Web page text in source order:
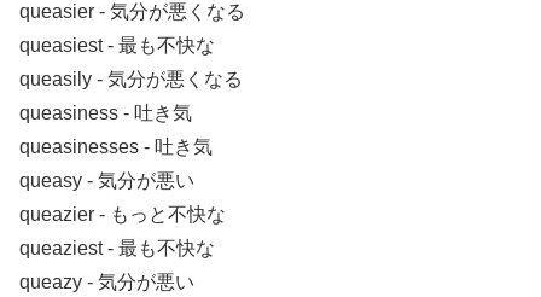
queasier ‐ 気分が悪くなる
queasiest ‐ 最も不快な
queasily ‐ 気分が悪くなる
queasiness ‐ 吐き気
queasinesses ‐ 吐き気
queasy ‐ 気分が悪い
queazier ‐ もっと不快な
queaziest ‐ 最も不快な
queazy ‐ 気分が悪い